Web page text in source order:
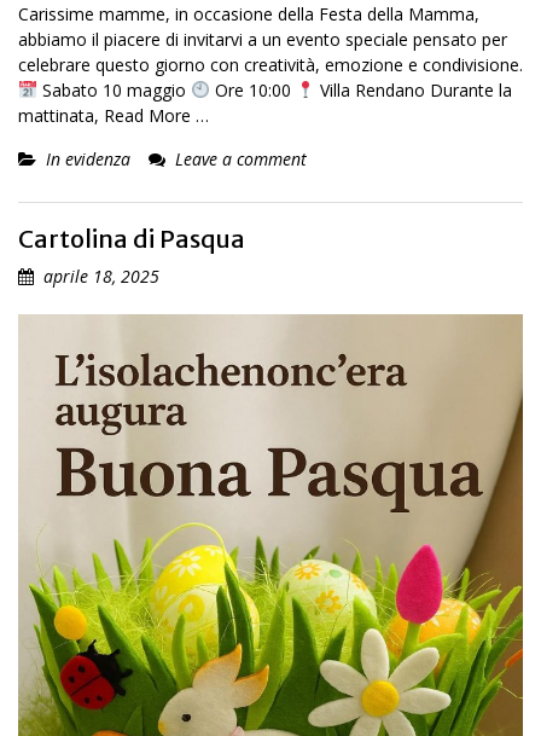
Carissime mamme, in occasione della Festa della Mamma,
abbiamo il piacere di invitarvi a un evento speciale pensato per
celebrare questo giorno con creatività, emozione e condivisione.
Sabato 10 maggio
Ore 10:00
Villa Rendano Durante la
mattinata, Read More …
In evidenza
Leave a comment
Cartolina di Pasqua
aprile 18, 2025